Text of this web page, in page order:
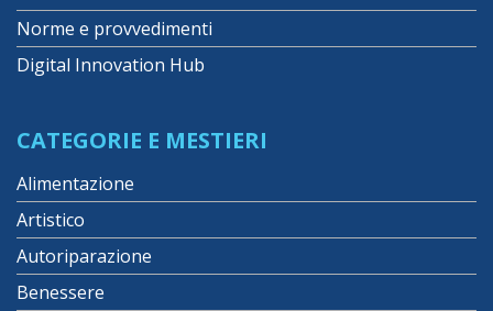
Norme e provvedimenti
Digital Innovation Hub
CATEGORIE E MESTIERI
Alimentazione
Artistico
Autoriparazione
Benessere